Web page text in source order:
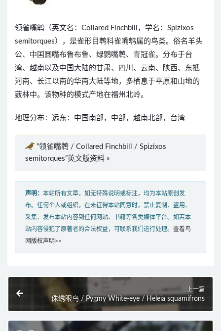
领雀嘴鹎（英文名：Collared Finchbill，学名：Spizixos
semitorques），是雀形目鹎科雀嘴鹎属的鸟类。俗名羊头
公、中国圆嘴布鲁布鲁、绿鹦嘴鹎、青冠雀。分布于台
湾、越南以及中国大陆的甘肃、四川、云南、陕西、东抵
河南、长江以南的华南大陆等地，多栖息于平原和山地的
薮林中。该物种的模式产地在福州北岭。
地理分布：远东：中国南部，中部，越南北部，台湾
“领雀嘴鹎 / Collared Finchbill / Spizixos
semitorques”英文版资料 »
声明： 本站所有文章，如无特殊说明或标注，均为本站原创发
布。任何个人或组织，在未征得本站同意时，禁止复制、盗用、
采集、发布本站内容到任何网站、书籍等各类媒体平台。如若本
站内容侵犯了原著者的合法权益，可联系我们进行处理。 查看鸟
网版权声明>>
上一篇
侏绣眼鸟 / Pygmy White-eye / Heleia squamifrons